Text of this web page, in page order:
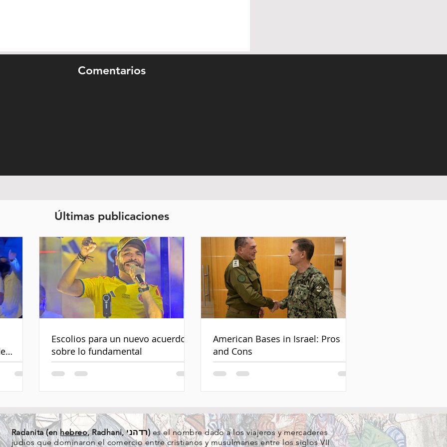
Comentarios
Últimas publicaciones
Escolios para un nuevo acuerdo
sobre lo fundamental
American Bases in Israel: Pros
and Cons
Radanita (enhebreo , Radhani, רדהני)es el nombre dado a los viajeros y mercaderes
judíos que dominaron el comercio entre cristianos y musulmanes entre los siglos VII